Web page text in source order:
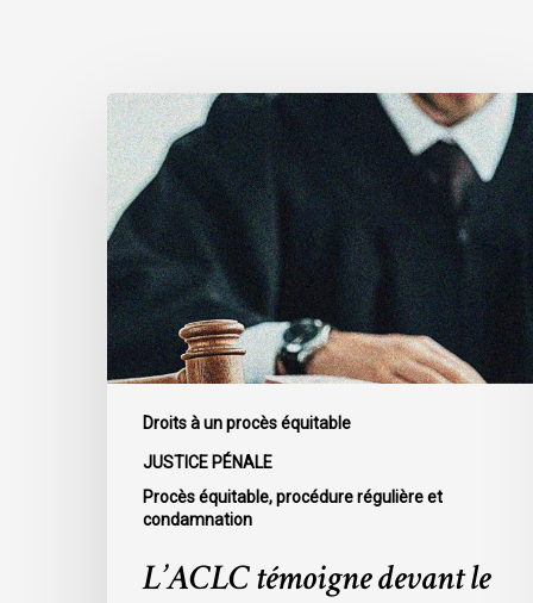
Droits à un procès équitable
JUSTICE PÉNALE
Procès équitable, procédure régulière et
condamnation
L’ACLC
témoigne
devant
le
Sénat
au
sujet
du
projet
de
L’ACLC témoigne devant le